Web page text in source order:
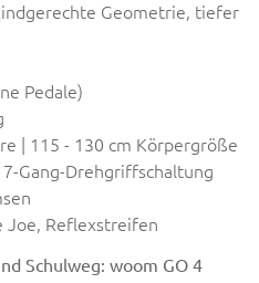
Geometrie, tiefer
Pedale)
| 115 - 130 cm Körpergröße
7-Gang-Drehgriffschaltung
Joe, Reflexstreifen
Schulweg: woom GO 4